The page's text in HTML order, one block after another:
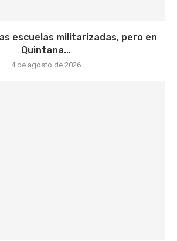
escuelas militarizadas, pero en
Quintana...
4 de agosto de 2026